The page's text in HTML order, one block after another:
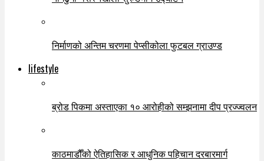
निर्माणको अन्तिम चरणमा पेप्सीकोला फुटबल ग्राउण्ड
lifestyle
ब्रोड पिकमा अस्ताएका १० आरोहीको सम्झनामा दीप प्रज्ज्वलन
काठमाडौँको ऐतिहासिक र आधुनिक पहिचान दरबारमार्ग